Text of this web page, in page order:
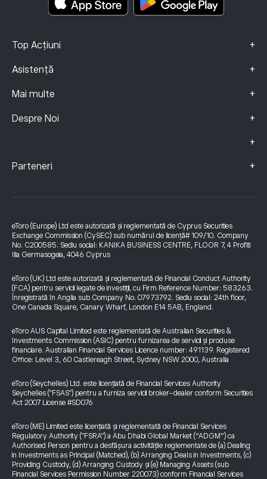
Top Acțiuni +
Asistență +
Mai multe +
Despre Noi +
+
Parteneri +
eToro (Europe) Ltd este autorizată și reglementată de Cyprus Securities
Exchange Commission (CySEC) sub numărul de licență# 109/10. Company
No. C200585. Sediu social: KANIKA BUSINESS CENTRE, FLOOR 7, 4 Profiti
Ilia Germasogeia, 4046 Cyprus
eToro (UK) Ltd este autorizată și reglementată de Financial Conduct Authority
(FCA) pentru servicii legate de investiții, cu Firm Reference Number: 583263.
Înregistrată în Anglia sub Company No. 07973792. Sediu social: 24th floor,
One Canada Square, Canary Wharf, London E14 5AB, England.
eToro AUS Capital Limited este reglementată de Australian Securities &
Investments Commission (ASIC) pentru furnizarea de servicii și produse
financiare. Australian Financial Services Licence number: 491139. Registered
Office: Level 3, 60 Castlereagh Street, Sydney NSW 2000, Australia
eToro (Seychelles) Ltd. este licențiată de Financial Services Authority
Seychelles ("FSAS") pentru a furniza servicii broker-dealer conform Securities
Act 2007 License #SD076
eToro (ME) Limited este licențiată și reglementată de Financial Services
Regulatory Authority ("FSRA") a Abu Dhabi Global Market (“ADGM”) ca
Authorised Person pentru a desfășura activitățile reglementate de (a) Dealing
in Investments as Principal (Matched), (b) Arranging Deals in Investments, (c)
Providing Custody, (d) Arranging Custody și (e) Managing Assets (sub
Financial Services Permission Number 220073) conform Financial Services